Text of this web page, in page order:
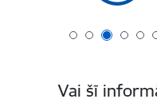
Vai šī